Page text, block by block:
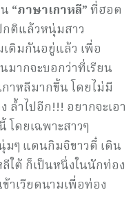
“ภาษาเกาหลี”ที่ฮอต
กติแล้วหนุ่มสาว
เติมกันอยู่แล้ว เพื่อ
ากจะบอกว่าที่เรียน
กาหลีมากขึ้น โดยไม่มี
ล้ำไปอีก!!! อยากจะเอา
โดยเฉพาะสาวๆ
มๆ แดนกิมจิขาวตี๋ เดิน
ใต้ ก็เป็นหนึ่งในนักท่อง
าเวียดนามเพื่อท่อง